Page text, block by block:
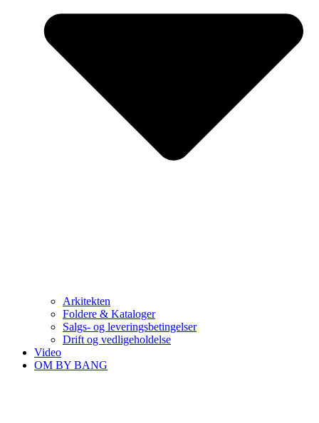
Arkitekten
Foldere & Kataloger
Salgs- og leveringsbetingelser
Drift og vedligeholdelse
Video
OM BY BANG